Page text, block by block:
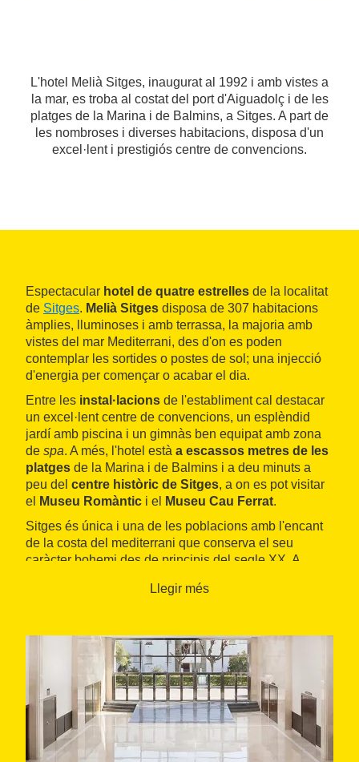
L'hotel Melià Sitges, inaugurat al 1992 i amb vistes a
la mar, es troba al costat del port d'Aiguadolç i de les
platges de la Marina i de Balmins, a Sitges. A part de
les nombroses i diverses habitacions, disposa d'un
excel·lent i prestigiós centre de convencions.
Espectacular hotel de quatre estrelles de la localitat
de Sitges. Melià Sitges disposa de 307 habitacions
àmplies, lluminoses i amb terrassa, la majoria amb
vistes del mar Mediterrani, des d'on es poden
contemplar les sortides o postes de sol; una injecció
d'energia per començar o acabar el dia.
Entre les instal·lacions de l'establiment cal destacar
un excel·lent centre de convencions, un esplèndid
jardí amb piscina i un gimnàs ben equipat amb zona
de spa. A més, l'hotel està a escassos metres de les
platges de la Marina i de Balmins i a deu minuts a
peu del centre històric de Sitges, a on es pot visitar
el
Museu Romàntic i el Museu Cau Ferrat.
Sitges és única i una de les poblacions amb l'encant
de la costa del mediterrani que conserva el seu
caràcter bohemi des de principis del segle XX. A
i a trenta del centre de la capital comtal, la
de trenta mil habitants, com a segon destí clau a
Catalunya per al turisme de negocis, o MICE -
Meetings, incentives, congresses and events
(reunions, incentius, congressos i esdeveniments).
Melià Sitges combina perfectament la possibilitat de
realitzar qualsevol tipus d'esdeveniment
des de
dues a 1384 persones, gràcies a la flexibilitat i
Llegir més